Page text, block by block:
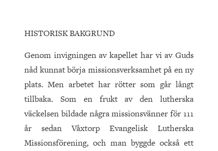
HISTORISK BAKGRUND
Genom invigningen av kapellet har vi av Guds
nåd kunnat börja missionsverksamhet på en ny
plats. Men arbetet har rötter som går långt
tillbaka. Som en frukt av den lutherska
väckelsen bildade några missionsvänner för 111
år sedan Våxtorp Evangelisk Lutherska
Missionsförening, och man byggde också ett